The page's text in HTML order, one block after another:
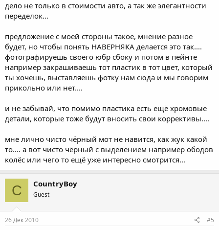
дело не только в стоимости авто, а так же элегантности
переделок...
предложение с моей стороны такое, мнение разное
будет, но чтобы понять НАВЕРНЯКА делается это так....
фотографируешь своего юбр сбоку и потом в пейнте
например закрашиваешь тот пластик в тот цвет, который
ты хочешь, выставляешь фотку нам сюда и мы говорим
прикольно или нет....
и не забывай, что помимо пластика есть ещё хромовые
детали, которые тоже будут вносить свои коррективы....
мне лично чисто чёрный мот не навится, как жук какой
то.... а вот чисто чёрный с выделением например ободов
колёс или чего то ещё уже интересно смотрится...
C CountryBoy
Guest
26 Дек 2010 #5